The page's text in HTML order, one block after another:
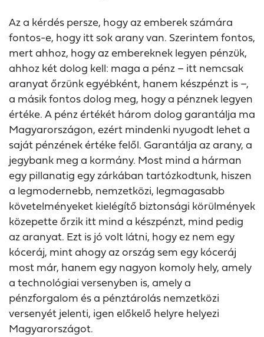
Az a kérdés persze, hogy az emberek számára
fontos-e, hogy itt sok arany van. Szerintem fontos,
mert ahhoz, hogy az embereknek legyen pénzük,
ahhoz két dolog kell: maga a pénz – itt nemcsak
aranyat őrzünk egyébként, hanem készpénzt is –,
a másik fontos dolog meg, hogy a pénznek legyen
értéke. A pénz értékét három dolog garantálja ma
Magyarországon, ezért mindenki nyugodt lehet a
saját pénzének értéke felől. Garantálja az arany, a
jegybank meg a kormány. Most mind a hárman
egy pillanatig egy zárkában tartózkodtunk, hiszen
a legmodernebb, nemzetközi, legmagasabb
követelményeket kielégítő biztonsági körülmények
közepette őrzik itt mind a készpénzt, mind pedig
az aranyat. Ezt is jó volt látni, hogy ez nem egy
kóceráj, mint ahogy az ország sem egy kóceráj
most már, hanem egy nagyon komoly hely, amely
a technológiai versenyben is, amely a
pénzforgalom és a pénztárolás nemzetközi
versenyét jelenti, igen előkelő helyre helyezi
Magyarországot.